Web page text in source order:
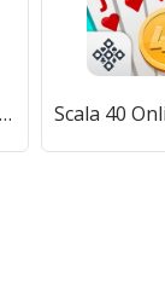
Burkozel card game online [МОД Все открыто] APK Android